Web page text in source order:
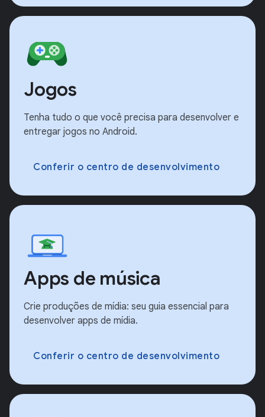
Jogos
Tenha tudo o que você precisa para desenvolver e
entregar jogos no Android.
Conferir o centro de desenvolvimento
Apps de música
Crie produções de mídia: seu guia essencial para
desenvolver apps de mídia.
Conferir o centro de desenvolvimento